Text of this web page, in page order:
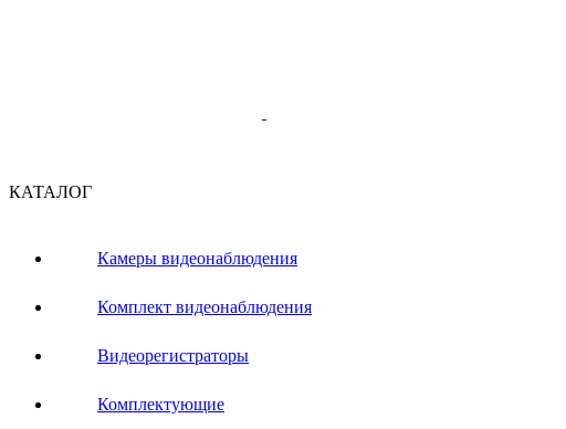
КАТАЛОГ
Камеры видеонаблюдения
Комплект видеонаблюдения
Видеорегистраторы
Комплектующие